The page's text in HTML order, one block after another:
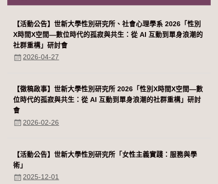
【活動公告】世新大學性別研究所、社會心理學系 2026「性別
Χ時間Χ空間—數位時代的孤寂與共生：從 AI 互動到單身浪潮的
社群重構」研討會
2026-04-27
【徵稿啟事】世新大學性別研究所 2026「性別Χ時間Χ空間—數
位時代的孤寂與共生：從 AI 互動到單身浪潮的社群重構」研討
會
2026-02-26
【活動公告】世新大學性別研究所「女性主義實踐：服務與學
術」
2025-12-01